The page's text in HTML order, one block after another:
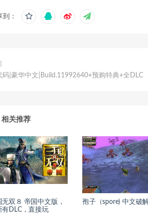
到：
码|豪华中文|Build.11992640+预购特典+全DLC
相关推荐
无双８ 帝国中文版，
有DLC，直接玩
孢子（spore) 中文破